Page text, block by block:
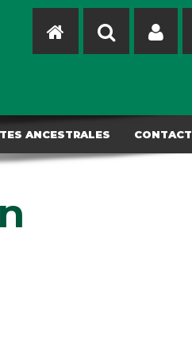
ANCESTRALES CONTACT